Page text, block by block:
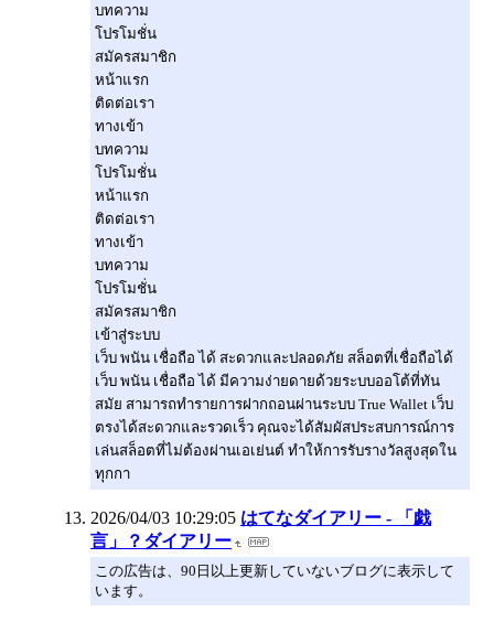
บทความ
โปรโมชั่น
สมัครสมาชิก
หน้าแรก
ติดต่อเรา
ทางเข้า
บทความ
โปรโมชั่น
หน้าแรก
ติดต่อเรา
ทางเข้า
บทความ
โปรโมชั่น
สมัครสมาชิก
เข้าสู่ระบบ
เว็บ พนัน เชื่อถือ ได้ สะดวกและปลอดภัย สล็อตที่เชื่อถือได้
เว็บ พนัน เชื่อถือ ได้ มีความง่ายดายด้วยระบบออโต้ที่ทัน
สมัย สามารถทำรายการฝากถอนผ่านระบบ True Wallet เว็บ
ตรงได้สะดวกและรวดเร็ว คุณจะได้สัมผัสประสบการณ์การ
เล่นสล็อตที่ไม่ต้องผ่านเอเย่นต์ ทำให้การรับรางวัลสูงสุดใน
ทุกกา
2026/04/03 10:29:05 はてなダイアリー - 「戯
言」？ダイアリー
この広告は、90日以上更新していないブログに表示して
います。